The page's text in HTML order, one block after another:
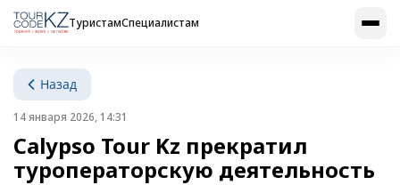
ТуристамСпециалистам
Назад
14 января 2026, 14:31
Calypso Tour Kz прекратил
туроператорскую деятельность